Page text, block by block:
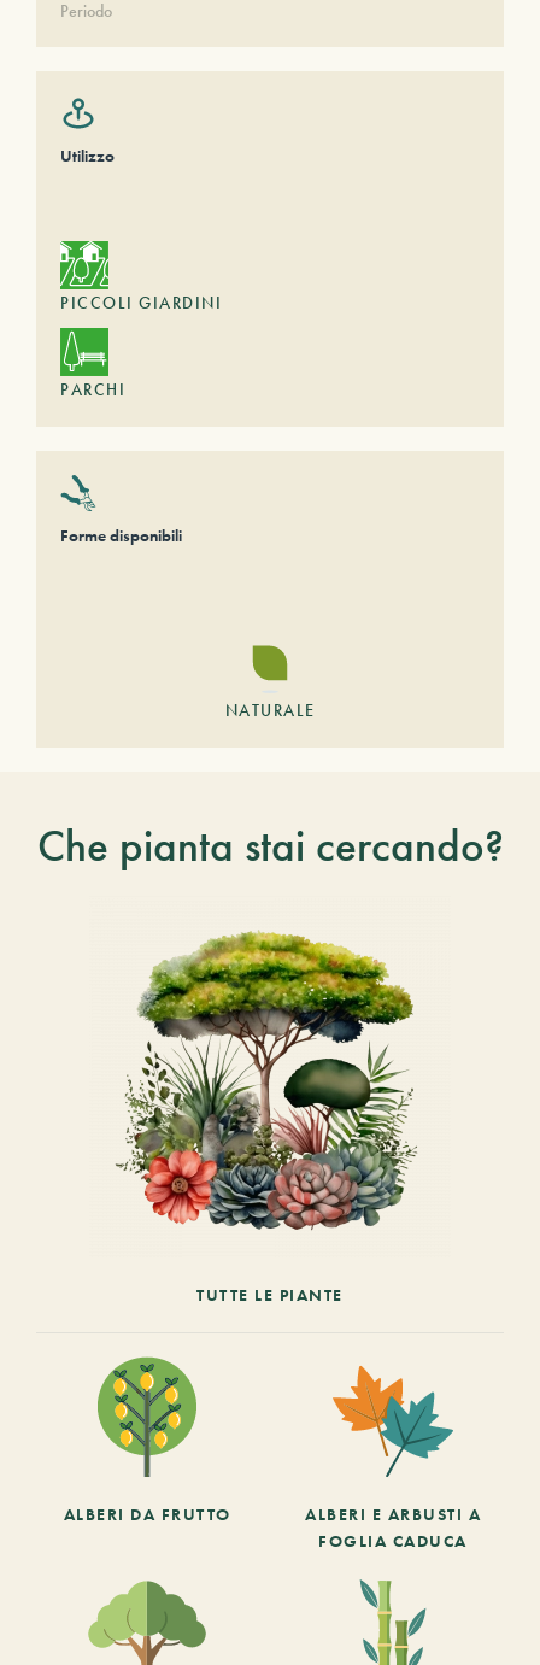
Periodo
Utilizzo
PICCOLI GIARDINI
PARCHI
Forme disponibili
NATURALE
Che pianta stai cercando?
TUTTE LE PIANTE
ALBERI DA FRUTTO
ALBERI E ARBUSTI A
FOGLIA CADUCA